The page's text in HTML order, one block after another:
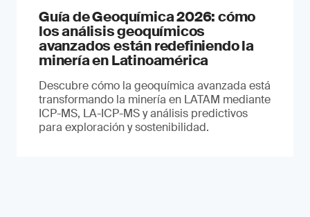
Guía de Geoquímica 2026: cómo
los análisis geoquímicos
avanzados están redefiniendo la
minería en Latinoamérica
Descubre cómo la geoquímica avanzada está
transformando la minería en LATAM mediante
ICP-MS, LA-ICP-MS y análisis predictivos
para exploración y sostenibilidad.